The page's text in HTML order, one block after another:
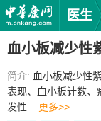
医生
血小板减少性
简介: 血小板减少性
表现、血小板计数、
发性... 更多>>